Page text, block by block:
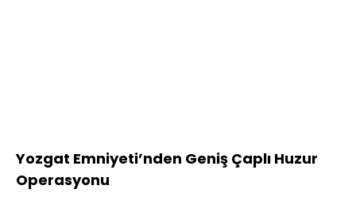
Yozgat Emniyeti’nden Geniş Çaplı Huzur
Operasyonu